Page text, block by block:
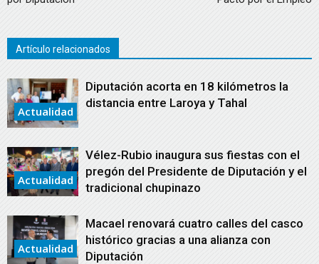
Artículo relacionados
Actualidad
Diputación acorta en 18 kilómetros la
distancia entre Laroya y Tahal
Actualidad
Vélez-Rubio inaugura sus fiestas con el
pregón del Presidente de Diputación y el
tradicional chupinazo
Actualidad
Macael renovará cuatro calles del casco
histórico gracias a una alianza con
Diputación